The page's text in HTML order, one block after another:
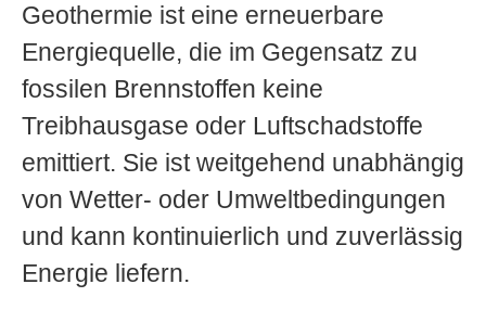
Geothermie ist eine erneuerbare
Energiequelle, die im Gegensatz zu
fossilen Brennstoffen keine
Treibhausgase oder Luftschadstoffe
emittiert. Sie ist weitgehend unabhängig
von Wetter- oder Umweltbedingungen
und kann kontinuierlich und zuverlässig
Energie liefern.